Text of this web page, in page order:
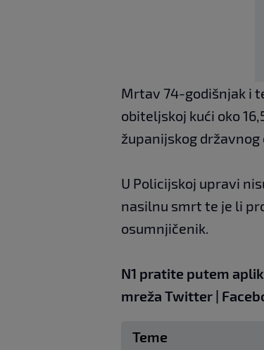
Mrtav 74-godišnjak i
obiteljskoj kući oko
županijskog
U Policijskoj upravi
nasilnu smrt te je li
osumnjičenik.
N1 pratite putem
mreža Twitter |
Teme